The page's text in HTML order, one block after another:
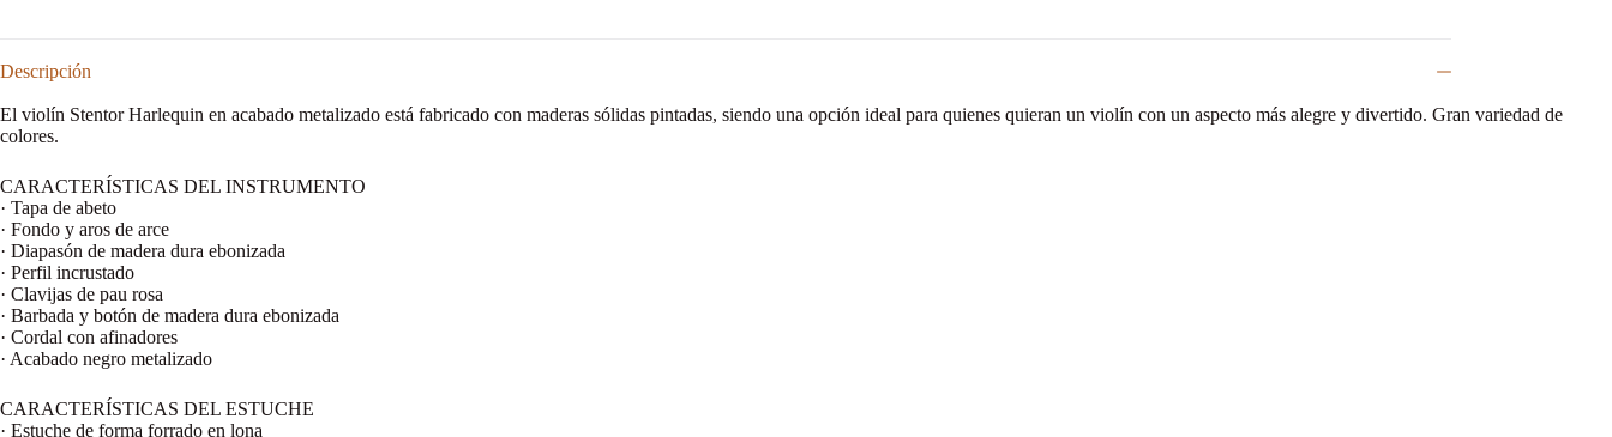
Descripción
El violín Stentor Harlequin en acabado metalizado está fabricado con maderas sólidas pintadas, siendo una opción ideal para quienes quieran un violín con un aspecto más alegre y divertido. Gran variedad de
colores.
CARACTERÍSTICAS DEL INSTRUMENTO
· Tapa de abeto
· Fondo y aros de arce
· Diapasón de madera dura ebonizada
· Perfil incrustado
· Clavijas de pau rosa
· Barbada y botón de madera dura ebonizada
· Cordal con afinadores
· Acabado negro metalizado
CARACTERÍSTICAS DEL ESTUCHE
· Estuche de forma forrado en lona